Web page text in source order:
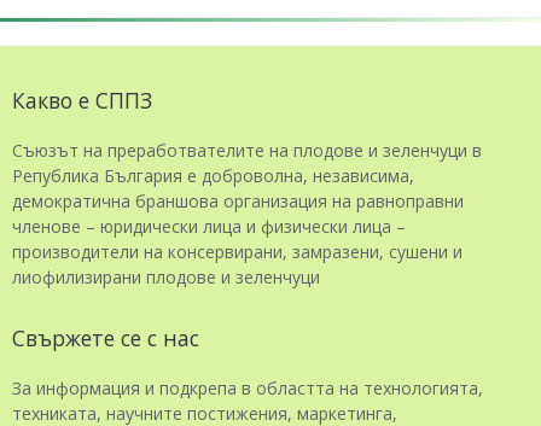
Какво е СППЗ
Съюзът на преработвателите на плодове и зеленчуци в
Република България е доброволна, независима,
демократична браншова организация на равноправни
членове – юридически лица и физически лица –
производители на консервирани, замразени, сушени и
лиофилизирани плодове и зеленчуци
Свържете се с нас
За информация и подкрепа в областта на технологията,
техниката, научните постижения, маркетинга,